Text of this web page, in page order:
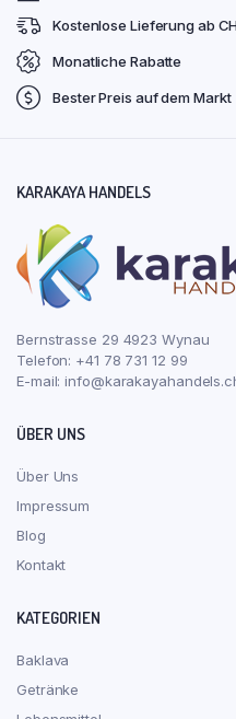
Kostenlose Lieferung ab
Monatliche Rabatte
Bester Preis auf dem Markt
KARAKAYA HANDELS
Bernstrasse 29 4923 Wynau
Telefon: +41 78 731 12 99
E-mail:
ÜBER UNS
Über Uns
Impressum
Blog
Kontakt
KATEGORIEN
Baklava
Getränke